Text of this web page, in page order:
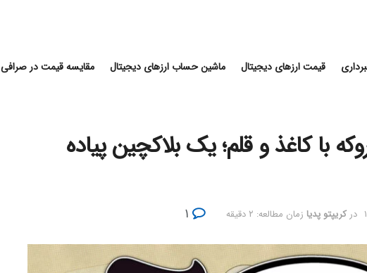
قیمت ارزهای دیجیتال ماشین حساب ارزهای دیجیتال مقایسه قیمت در صرافی
با کاغذ و قلم؛ یک بلاکچین پیاده
در کریپتو پدیا زمان مطالعه: ۲ دقیقه